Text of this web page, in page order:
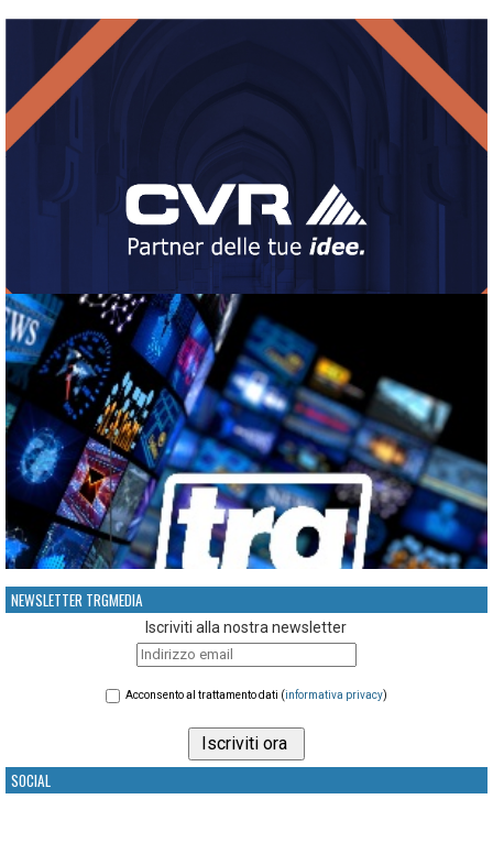
NEWSLETTER TRGMEDIA
Iscriviti alla nostra newsletter
Acconsento al trattamento dati (informativa privacy)
SOCIAL